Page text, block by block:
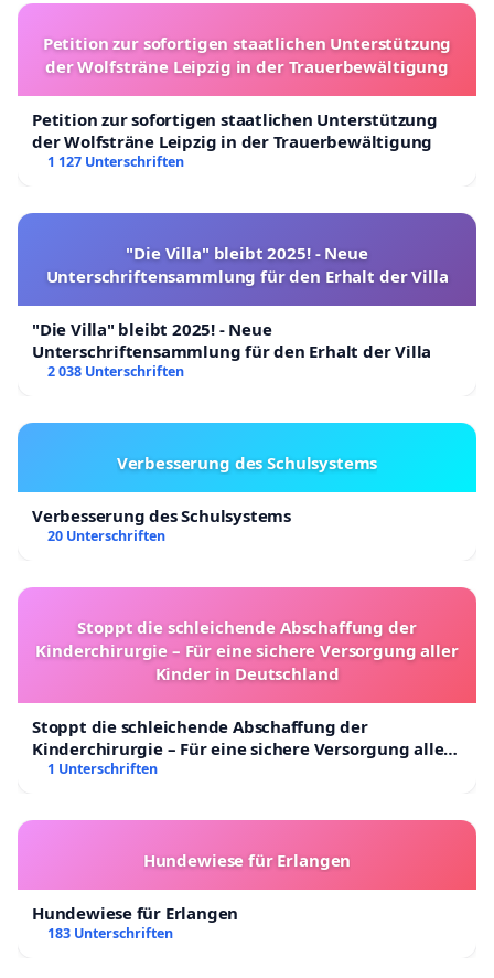
Petition zur sofortigen staatlichen Unterstützung
der Wolfsträne Leipzig in der Trauerbewältigung
Petition zur sofortigen staatlichen Unterstützung
der Wolfsträne Leipzig in der Trauerbewältigung
1 127 Unterschriften
"Die Villa" bleibt 2025! - Neue
Unterschriftensammlung für den Erhalt der Villa
"Die Villa" bleibt 2025! - Neue
Unterschriftensammlung für den Erhalt der Villa
2 038 Unterschriften
Verbesserung des Schulsystems
Verbesserung des Schulsystems
20 Unterschriften
Stoppt die schleichende Abschaffung der
Kinderchirurgie – Für eine sichere Versorgung aller
Kinder in Deutschland
Stoppt die schleichende Abschaffung der
Kinderchirurgie – Für eine sichere Versorgung aller
Kinder in Deutschland
1 Unterschriften
Hundewiese für Erlangen
Hundewiese für Erlangen
183 Unterschriften